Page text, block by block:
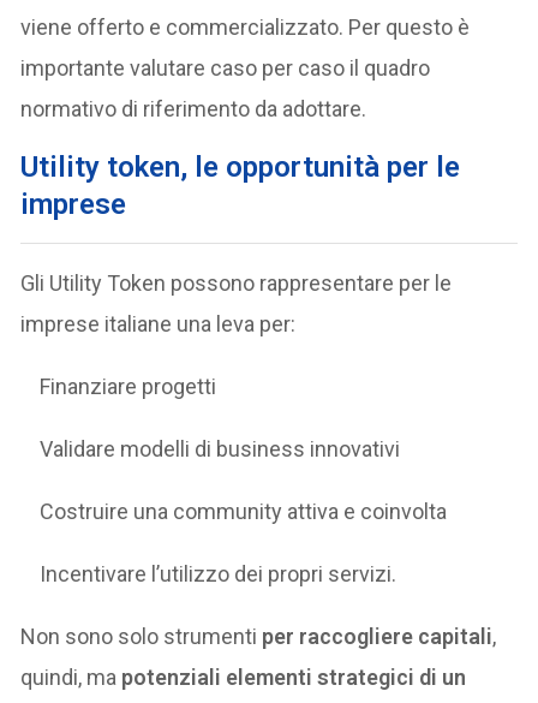
viene offerto e commercializzato. Per questo è
importante valutare caso per caso il quadro
normativo di riferimento da adottare.
Utility token, le opportunità per le
imprese
Gli Utility Token possono rappresentare per le
imprese italiane una leva per:
Finanziare progetti
Validare modelli di business innovativi
Costruire una community attiva e coinvolta
Incentivare l’utilizzo dei propri servizi.
Non sono solo strumenti per raccogliere capitali,
quindi, ma potenziali elementi strategici di un